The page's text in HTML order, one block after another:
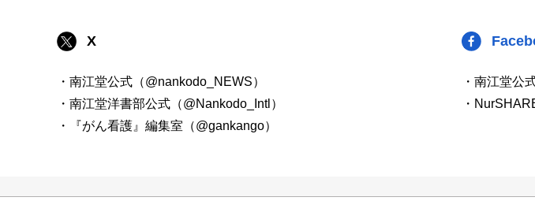
X
・南江堂公式（@nankodo_NEWS）
・南江堂洋書部公式（@Nankodo_Intl）
・『がん看護』編集室（@gankango）
・南江堂公
・